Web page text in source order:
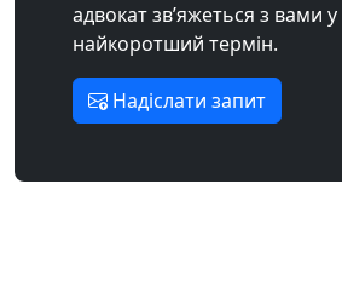
адвокат зв’яжеться з вами у
найкоротший термін.
Надіслати запит